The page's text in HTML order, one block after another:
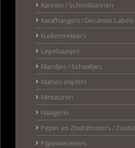
Kannen / Schenkkannen
Karafhangers / Decanter Labels
Kurkentrekkers
Lepelvaasjes
Mandjes / Schaaltjes
Matses snijders
Miniaturen
Naaigerei
Peper en Zoutstrooiers /
Pijpenwroeters